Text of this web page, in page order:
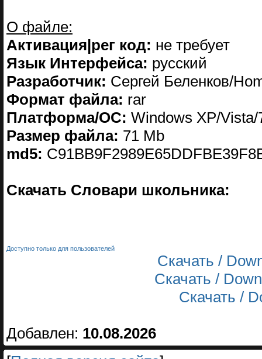
О файле:
Активация|рег код: не требует
Язык Интерфейса: русский
Разработчик: Сергей Беленков/
Формат файла: rar
Платформа/ОС: Windows XP/Vista/
Размер файла: 71 Mb
md5:
Скачать Словари школьника:
Доступно только для пользователей
Скачать /
Скачать /
Скачать /
Добавлен: 10.08.2026